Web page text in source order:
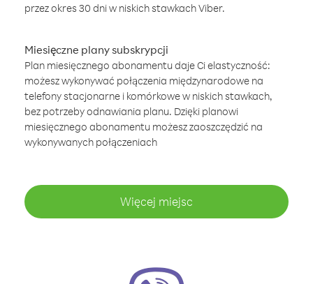
przez okres 30 dni w niskich stawkach Viber.
Miesięczne plany subskrypcji
Plan miesięcznego abonamentu daje Ci elastyczność:
możesz wykonywać połączenia międzynarodowe na
telefony stacjonarne i komórkowe w niskich stawkach,
bez potrzeby odnawiania planu. Dzięki planowi
miesięcznego abonamentu możesz zaoszczędzić na
wykonywanych połączeniach
Więcej miejsc